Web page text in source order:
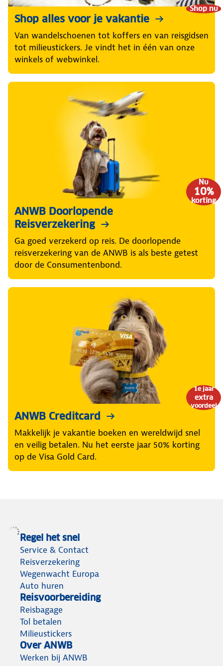
Shop nu
Shop alles voor je vakantie
Van wandelschoenen tot koffers en van reisgidsen
tot milieustickers. Je vindt het in één van onze
winkels of webwinkel.
Nu
10%
korting
ANWB Doorlopende
Reisverzekering
Ga goed verzekerd op reis. De doorlopende
reisverzekering van de ANWB is als beste getest
door de Consumentenbond.
1e jaar
extra
voordeel
ANWB Creditcard
Makkelijk je vakantie boeken en wereldwijd snel
en veilig betalen. Nu het eerste jaar 50% korting
op de Visa Gold Card.
Regel het snel
Service & Contact
Reisverzekering
Wegenwacht Europa
Auto huren
Reisvoorbereiding
Reisbagage
Tol betalen
Milieustickers
Over ANWB
Werken bij ANWB